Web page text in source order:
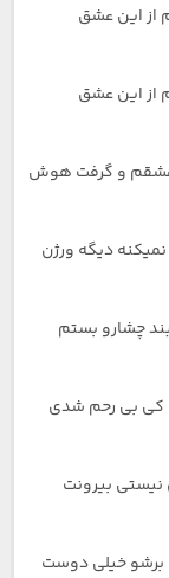
از این عشق
از این عشق
عشقم و گرفت هوش
دیگه ورژن
چشارو بستم
کی بی رحم شدی
بیرونت
برشو خیلی دوست